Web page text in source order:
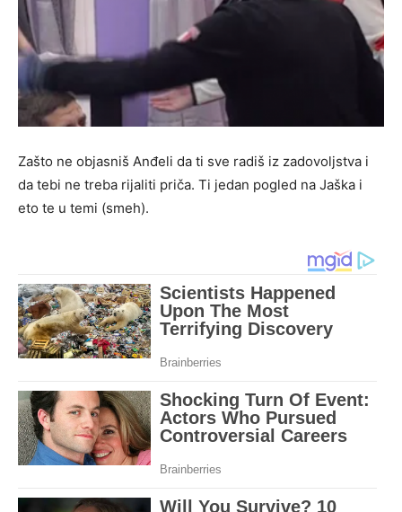
Zašto ne objasniš Anđeli da ti sve radiš iz zadovoljstva i
da tebi ne treba rijaliti priča. Ti jedan pogled na Jaška i
eto te u temi (smeh).